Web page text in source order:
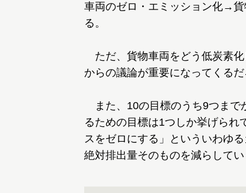
車両のゼロ・エミッション化→
る。
ただ、貨物車両をどう低炭素
からの議論が重要になってくるだ
また、10の目標のうち9つまで
るための目標は1つしか挙げられ
スをゼロにする」といういわゆ
絶対排出量そのものを減らして